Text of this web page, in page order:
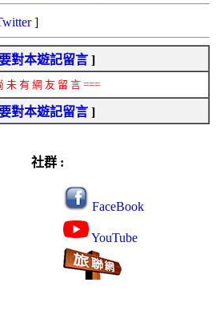
]
對本遊記留言 ]
未 有 網 友 留 言 ===
對本遊記留言 ]
社群 :
FaceBook
YouTube